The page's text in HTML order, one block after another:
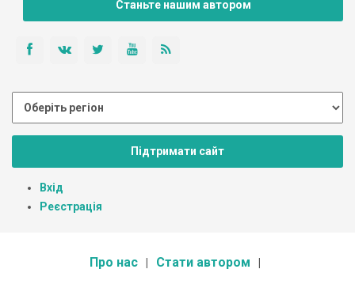
Станьте нашим автором
Підтримати сайт
Вхід
Реєстрація
Про нас Стати автором